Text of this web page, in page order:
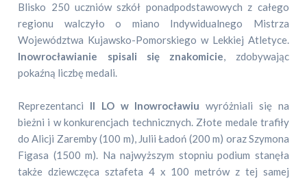
Blisko 250 uczniów szkół ponadpodstawowych z całego
regionu walczyło o miano Indywidualnego Mistrza
Województwa Kujawsko-Pomorskiego w Lekkiej Atletyce.
Inowrocławianie spisali się znakomicie, zdobywając
pokaźną liczbę medali.
Reprezentanci II LO w Inowrocławiu wyróżniali się na
bieżni i w konkurencjach technicznych. Złote medale trafiły
do Alicji Zaremby (100 m), Julii Ładoń (200 m) oraz Szymona
Figasa (1500 m). Na najwyższym stopniu podium stanęła
także dziewczęca sztafeta 4 x 100 metrów z tej samej